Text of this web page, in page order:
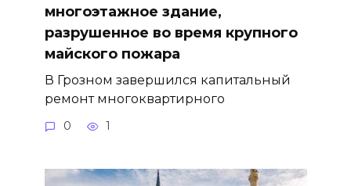
многоэтажное здание,
разрушенное во время крупного
майского пожара
В Грозном завершился капитальный
ремонт многоквартирного
0 1